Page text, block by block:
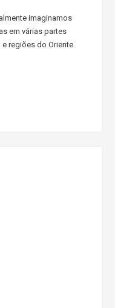
imaginamos
em várias partes
regiões do Oriente